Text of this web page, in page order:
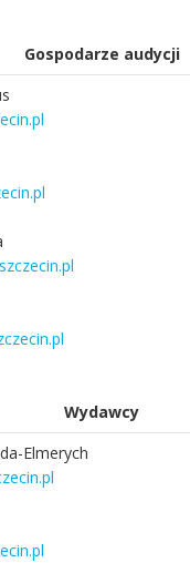
Gospodarze audycji
Wydawcy
Elmerych